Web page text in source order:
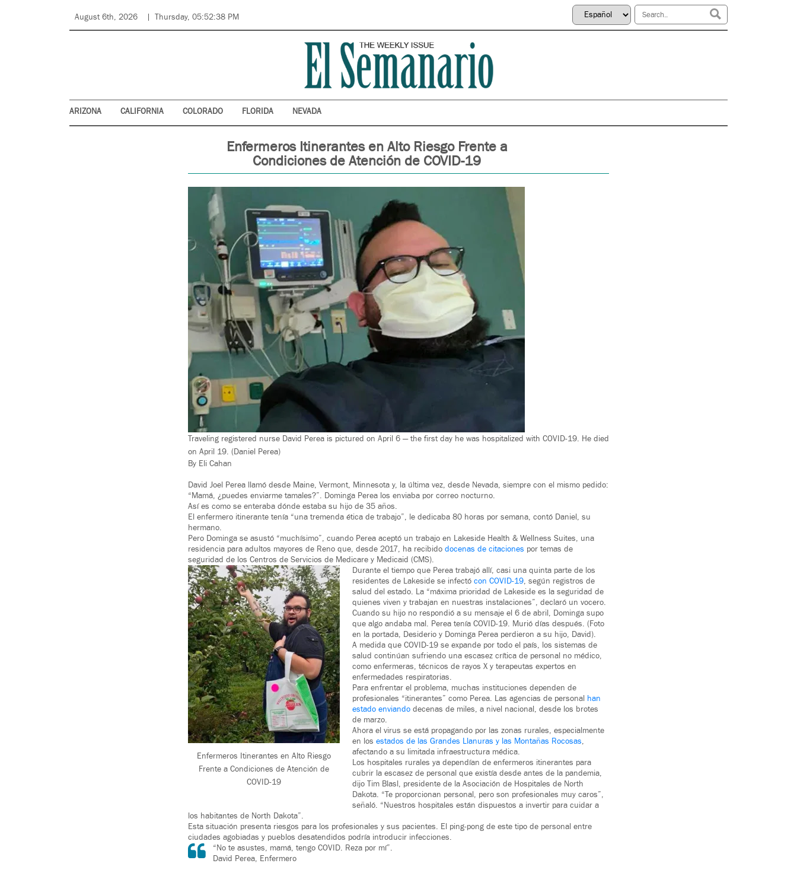
August 6th, 2026 Thursday, 05:52:38 PM
ARIZONA CALIFORNIA COLORADO FLORIDA NEVADA
Enfermeros Itinerantes en Alto Riesgo Frente a
Condiciones de Atención de COVID-19
Traveling registered nurse David Perea is pictured on April 6 — the first day he was hospitalized with COVID-19. He died
on April 19. (Daniel Perea)
By Eli Cahan
David Joel Perea llamó desde Maine, Vermont, Minnesota y, la última vez, desde Nevada, siempre con el mismo pedido:
“Mamá, ¿puedes enviarme tamales?”. Dominga Perea los enviaba por correo nocturno.
Así es como se enteraba dónde estaba su hijo de 35 años.
El enfermero itinerante tenía “una tremenda ética de trabajo”, le dedicaba 80 horas por semana, contó Daniel, su
hermano.
Pero Dominga se asustó “muchísimo”, cuando Perea aceptó un trabajo en Lakeside Health & Wellness Suites, una
residencia para adultos mayores de Reno que, desde 2017, ha recibido docenas de citaciones por temas de
seguridad de los Centros de Servicios de Medicare y Medicaid (CMS).
Enfermeros Itinerantes en Alto Riesgo
Frente a Condiciones de Atención de
COVID-19
Durante el tiempo que Perea trabajó allí, casi una quinta parte de los
residentes de Lakeside se infectó con COVID-19, según registros de
salud del estado. La “máxima prioridad de Lakeside es la seguridad de
quienes viven y trabajan en nuestras instalaciones”, declaró un vocero.
Cuando su hijo no respondió a su mensaje el 6 de abril, Dominga supo
que algo andaba mal. Perea tenía COVID-19. Murió días después. (Foto
en la portada, Desiderio y Dominga Perea perdieron a su hijo, David).
A medida que COVID-19 se expande por todo el país, los sistemas de
salud continúan sufriendo una escasez crítica de personal no médico,
como enfermeras, técnicos de rayos X y terapeutas expertos en
enfermedades respiratorias.
Para enfrentar el problema, muchas instituciones dependen de
profesionales “itinerantes” como Perea. Las agencias de personal han
estado enviando decenas de miles, a nivel nacional, desde los brotes
de marzo.
Ahora el virus se está propagando por las zonas rurales, especialmente
en los estados de las Grandes Llanuras y las Montañas Rocosas,
afectando a su limitada infraestructura médica.
Los hospitales rurales ya dependían de enfermeros itinerantes para
cubrir la escasez de personal que existía desde antes de la pandemia,
dijo Tim Blasl, presidente de la Asociación de Hospitales de North
Dakota. “Te proporcionan personal, pero son profesionales muy caros”,
señaló. “Nuestros hospitales están dispuestos a invertir para cuidar a
los habitantes de North Dakota”.
Esta situación presenta riesgos para los profesionales y sus pacientes. El ping-pong de este tipo de personal entre
ciudades agobiadas y pueblos desatendidos podría introducir infecciones.
“No te asustes, mamá, tengo COVID. Reza por mí”.
David Perea, Enfermero